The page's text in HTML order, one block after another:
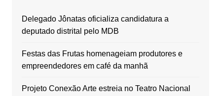
Delegado Jônatas oficializa candidatura a
deputado distrital pelo MDB
Festas das Frutas homenageiam produtores e
empreendedores em café da manhã
Projeto Conexão Arte estreia no Teatro Nacional